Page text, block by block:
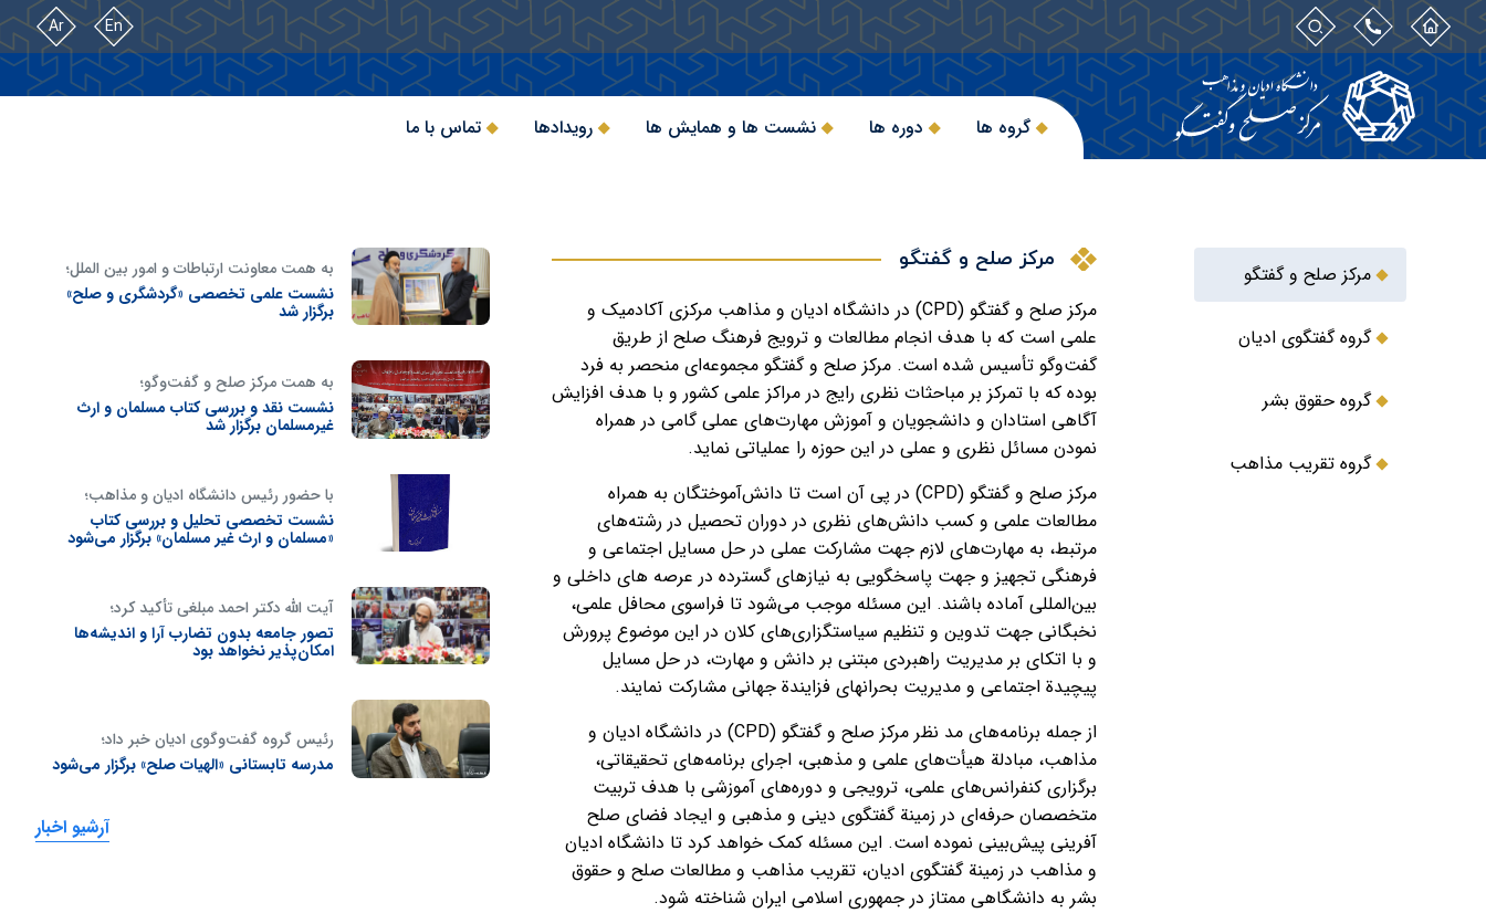
En
Ar
گروه ها دوره ها نشست ها و همایش ها رویدادها تماس با ما
مرکز صلح و گفتگو
گروه گفتگوی ادیان
گروه حقوق بشر
گروه تقریب مذاهب
مرکز صلح و گفتگو
مرکز صلح و گفتگو (CPD) در دانشگاه ادیان و مذاهب مرکزی آکادمیک و
علمی است که با هدف انجام مطالعات و ترویج فرهنگ صلح از طریق
گفت‌وگو تأسیس شده است. مرکز صلح و گفتگو مجموعه‌ای منحصر به فرد
بوده که با تمرکز بر مباحثات نظری رایج در مراکز علمی کشور و با هدف افزایش
آگاهی استادان و دانشجویان و آموزش مهارت‌های عملی گامی در همراه
نمودن مسائل نظری و عملی در این حوزه را عملیاتی نماید.
مرکز صلح و گفتگو (CPD) در پی آن است تا دانش‌آموختگان به همراه
مطالعات علمی و کسب دانش‌های نظری در دوران تحصیل در رشته‌های
مرتبط، به مهارت‌های لازم جهت مشارکت عملی در حل مسایل اجتماعی و
فرهنگی تجهیز و جهت پاسخگویی به نیازهای گسترده در عرصه های داخلی و
بین‌المللی آماده باشند. این مسئله موجب می‌شود تا فراسوی محافل علمی،
نخبگانی جهت تدوین و تنظیم سیاستگزاری‌های کلان در این موضوع پرورش
و با اتکای بر مدیریت راهبردی مبتنی بر دانش و مهارت، در حل مسایل
پیچیدة اجتماعی و مدیریت بحرانهای فزایندة جهانی مشارکت نمایند.
از جمله برنامه‌های مد نظر مرکز صلح و گفتگو (CPD) در دانشگاه ادیان و
مذاهب، مبادلة هیأت‌های علمی و مذهبی، اجرای برنامه‌های تحقیقاتی،
برگزاری کنفرانس‌های علمی، ترویجی و دوره‌های آموزشی با هدف تربیت
متخصصان حرفه‌ای در زمینة گفتگوی دینی و مذهبی و ایجاد فضای صلح
آفرینی پیش‌بینی نموده است. این مسئله کمک خواهد کرد تا دانشگاه ادیان
و مذاهب در زمینة گفتگوی ادیان، تقریب مذاهب و مطالعات صلح و حقوق
بشر به دانشگاهی ممتاز در جمهوری اسلامی ایران شناخته شود.
به همت معاونت ارتباطات و امور بین الملل؛
نشست علمی تخصصی «گردشگری و صلح»
برگزار شد
به همت مرکز صلح و گفت‌وگو؛
نشست نقد و بررسی کتاب مسلمان و ارث
غیرمسلمان برگزار شد
با حضور رئیس دانشگاه ادیان و مذاهب؛
نشست تخصصی تحلیل و بررسی کتاب
«مسلمان و ارث غیر مسلمان» برگزار می‌شود
آیت الله دکتر احمد مبلغی تأکید کرد؛
تصور جامعه‌ بدون تضارب آرا و اندیشه‌ها
امکان‌پذیر نخواهد بود
رئیس گروه گفت‌وگوی ادیان خبر داد؛
مدرسه تابستانی «الهیات صلح» برگزار می‌شود
آرشیو اخبار